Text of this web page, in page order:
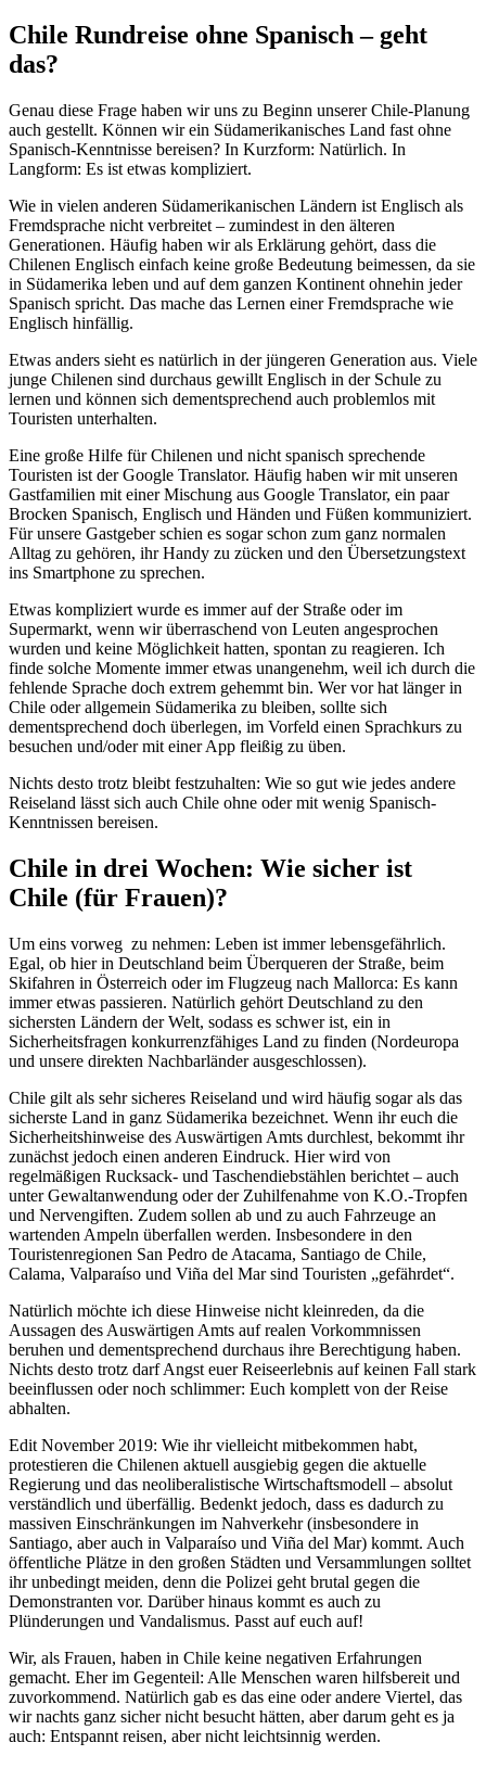
Chile Rundreise ohne Spanisch – geht
das?
Genau diese Frage haben wir uns zu Beginn unserer Chile-Planung
auch gestellt. Können wir ein Südamerikanisches Land fast ohne
Spanisch-Kenntnisse bereisen? In Kurzform: Natürlich. In
Langform: Es ist etwas kompliziert.
Wie in vielen anderen Südamerikanischen Ländern ist Englisch als
Fremdsprache nicht verbreitet – zumindest in den älteren
Generationen. Häufig haben wir als Erklärung gehört, dass die
Chilenen Englisch einfach keine große Bedeutung beimessen, da sie
in Südamerika leben und auf dem ganzen Kontinent ohnehin jeder
Spanisch spricht. Das mache das Lernen einer Fremdsprache wie
Englisch hinfällig.
Etwas anders sieht es natürlich in der jüngeren Generation aus. Viele
junge Chilenen sind durchaus gewillt Englisch in der Schule zu
lernen und können sich dementsprechend auch problemlos mit
Touristen unterhalten.
Eine große Hilfe für Chilenen und nicht spanisch sprechende
Touristen ist der Google Translator. Häufig haben wir mit unseren
Gastfamilien mit einer Mischung aus Google Translator, ein paar
Brocken Spanisch, Englisch und Händen und Füßen kommuniziert.
Für unsere Gastgeber schien es sogar schon zum ganz normalen
Alltag zu gehören, ihr Handy zu zücken und den Übersetzungstext
ins Smartphone zu sprechen.
Etwas kompliziert wurde es immer auf der Straße oder im
Supermarkt, wenn wir überraschend von Leuten angesprochen
wurden und keine Möglichkeit hatten, spontan zu reagieren. Ich
finde solche Momente immer etwas unangenehm, weil ich durch die
fehlende Sprache doch extrem gehemmt bin. Wer vor hat länger in
Chile oder allgemein Südamerika zu bleiben, sollte sich
dementsprechend doch überlegen, im Vorfeld einen Sprachkurs zu
besuchen und/oder mit einer App fleißig zu üben.
Nichts desto trotz bleibt festzuhalten: Wie so gut wie jedes andere
Reiseland lässt sich auch Chile ohne oder mit wenig Spanisch-
Kenntnissen bereisen.
Chile in drei Wochen: Wie sicher ist
Chile (für Frauen)?
Um eins vorweg zu nehmen: Leben ist immer lebensgefährlich.
Egal, ob hier in Deutschland beim Überqueren der Straße, beim
Skifahren in Österreich oder im Flugzeug nach Mallorca: Es kann
immer etwas passieren. Natürlich gehört Deutschland zu den
sichersten Ländern der Welt, sodass es schwer ist, ein in
Sicherheitsfragen konkurrenzfähiges Land zu finden (Nordeuropa
und unsere direkten Nachbarländer ausgeschlossen).
Chile gilt als sehr sicheres Reiseland und wird häufig sogar als das
sicherste Land in ganz Südamerika bezeichnet. Wenn ihr euch die
Sicherheitshinweise des Auswärtigen Amts durchlest, bekommt ihr
zunächst jedoch einen anderen Eindruck. Hier wird von
regelmäßigen Rucksack- und Taschendiebstählen berichtet – auch
unter Gewaltanwendung oder der Zuhilfenahme von K.O.-Tropfen
und Nervengiften. Zudem sollen ab und zu auch Fahrzeuge an
wartenden Ampeln überfallen werden. Insbesondere in den
Touristenregionen San Pedro de Atacama, Santiago de Chile,
Calama, Valparaíso und Viña del Mar sind Touristen „gefährdet“.
Natürlich möchte ich diese Hinweise nicht kleinreden, da die
Aussagen des Auswärtigen Amts auf realen Vorkommnissen
beruhen und dementsprechend durchaus ihre Berechtigung haben.
Nichts desto trotz darf Angst euer Reiseerlebnis auf keinen Fall stark
beeinflussen oder noch schlimmer: Euch komplett von der Reise
abhalten.
Edit November 2019: Wie ihr vielleicht mitbekommen habt,
protestieren die Chilenen aktuell ausgiebig gegen die aktuelle
Regierung und das neoliberalistische Wirtschaftsmodell – absolut
verständlich und überfällig. Bedenkt jedoch, dass es dadurch zu
massiven Einschränkungen im Nahverkehr (insbesondere in
Santiago, aber auch in Valparaíso und Viña del Mar) kommt. Auch
öffentliche Plätze in den großen Städten und Versammlungen solltet
ihr unbedingt meiden, denn die Polizei geht brutal gegen die
Demonstranten vor. Darüber hinaus kommt es auch zu
Plünderungen und Vandalismus. Passt auf euch auf!
Wir, als Frauen, haben in Chile keine negativen Erfahrungen
gemacht. Eher im Gegenteil: Alle Menschen waren hilfsbereit und
zuvorkommend. Natürlich gab es das eine oder andere Viertel, das
wir nachts ganz sicher nicht besucht hätten, aber darum geht es ja
auch: Entspannt reisen, aber nicht leichtsinnig werden.